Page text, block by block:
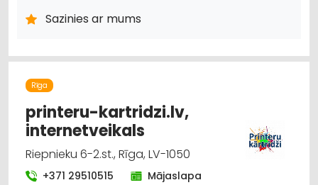
Sazinies ar mums
Rīga
printeru-kartridzi.lv,
internetveikals
Riepnieku 6-2.st., Rīga, LV-1050
+371 29510515 Mājaslapa